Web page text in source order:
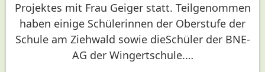
Projektes mit Frau Geiger statt. Teilgenommen
haben einige Schülerinnen der Oberstufe der
Schule am Ziehwald sowie dieSchüler der BNE-
AG der Wingertschule.…